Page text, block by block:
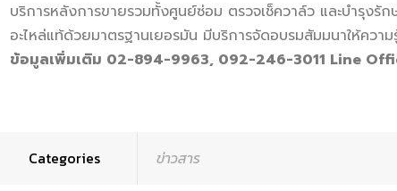
บริการหลังการขายรวมทั้งศูนย์ซ่อม ตรวจเช็ควาล์ว และบำรุง
อะไหล่แท้ด้วยมาตรฐานเยอรมัน มีบริการจัดอบรมสัมมนาให้ควา
ข้อมูลเพิ่มเติม 02-894-9963, 092-246-3011 Line
Categories ข่าวสาร